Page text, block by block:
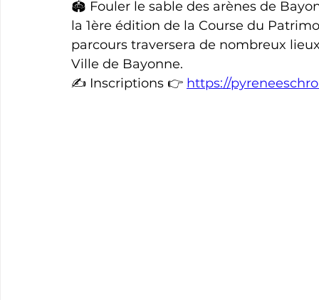
Natation Tennis Triathlon
Cyclotourisme
🏟 Fouler le sable des arènes de
la 1ère édition de la Course du
parcours traversera de nombreux
Ville de Bayonne.
✍️ Inscriptions 👉 https://